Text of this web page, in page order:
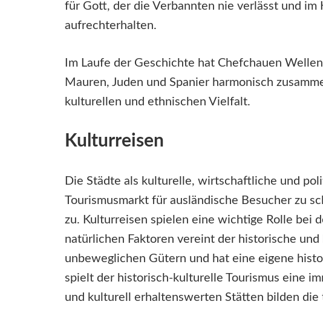
für Gott, der die Verbannten nie verlässt und
aufrechterhalten.
Im Laufe der Geschichte hat Chefchauen
Mauren, Juden und Spanier harmonisch
kulturellen und ethnischen Vielfalt.
Kulturreisen
Die Städte als kulturelle, wirtschaftliche und
Tourismusmarkt für ausländische Besucher zu
zu. Kulturreisen spielen eine wichtige Rolle bei
natürlichen Faktoren vereint der historische
unbeweglichen Gütern und hat eine eigene
spielt der historisch-kulturelle Tourismus eine
und kulturell erhaltenswerten Stätten bilden